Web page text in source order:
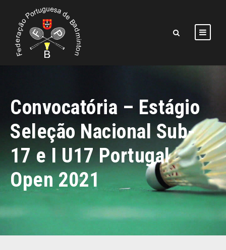
Convocatória – Estágio
Seleção Nacional Sub-
17 e I U17 Portugal
Open 2021